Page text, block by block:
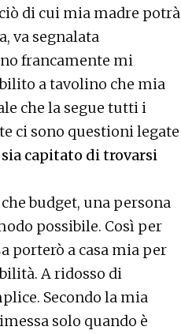
di cui mia madre potrà
va segnalata
francamente mi
a tavolino che mia
che la segue tutti i
ci sono questioni legate
capitato di trovarsi
budget, una persona
possibile. Così per
porterò a casa mia per
A ridosso di
Secondo la mia
solo quando è